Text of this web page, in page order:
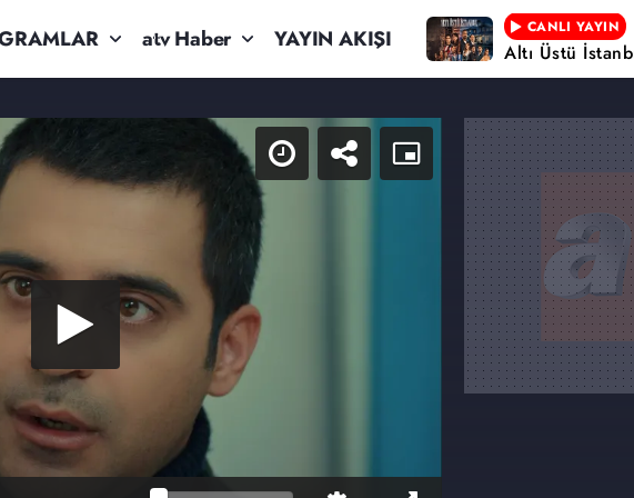
atv Haber YAYIN AKIŞI CANLI YAYIN
Altı Üstü